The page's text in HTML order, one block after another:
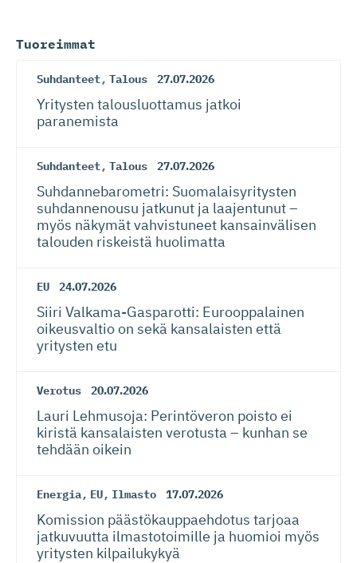
Tuoreimmat
Suhdanteet, Talous 27.07.2026
Yritysten talousluottamus jatkoi
paranemista
Suhdanteet, Talous 27.07.2026
Suhdanneba­ro­metri: Suomalaisy­ri­tysten
suhdannenousu jatkunut ja laajentunut –
myös näkymät vahvistuneet kansainvälisen
talouden riskeistä huolimatta
EU 24.07.2026
Siiri Valkama-Gas­pa­rotti: Eurooppalainen
oikeusvaltio on sekä kansalaisten että
yritysten etu
Verotus 20.07.2026
Lauri Lehmusoja: Perintöveron poisto ei
kiristä kansalaisten verotusta – kunhan se
tehdään oikein
Energia, EU, Ilmasto 17.07.2026
Komission päästökaup­paehdotus tarjoaa
jatkuvuutta ilmastotoimille ja huomioi myös
yritysten kilpailukykyä